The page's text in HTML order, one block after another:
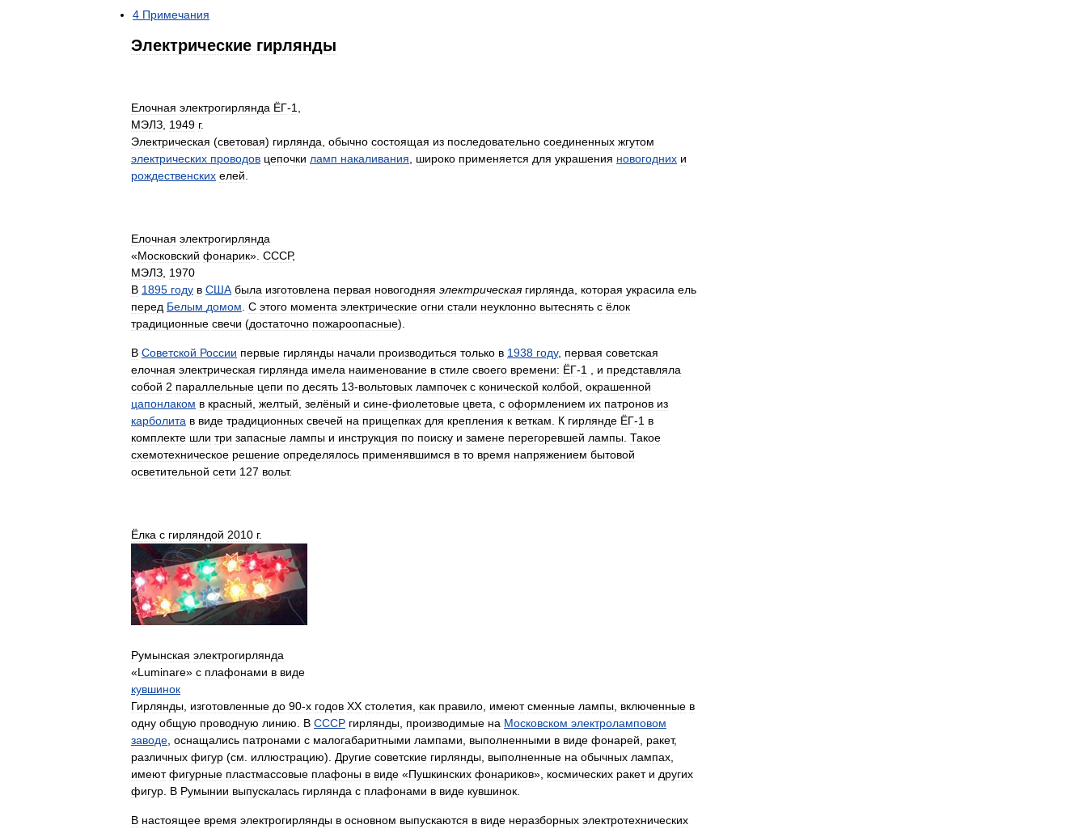
4 Примечания
Электрические гирлянды
Елочная электрогирлянда ЁГ-1
МЭЛЗ 1949 г.
Электрическая (световая) гирлянда обычно состоящая из последовательно соединенных жгутом
электрических проводов цепочки ламп накаливания широко применяется для украшения новогодних и
рождественских елей
Елочная электрогирлянда
«Московский фонарик». СССР,
МЭЛЗ 1970
В 1895 году в США была изготовлена первая новогодняя электрическая гирлянда которая украсила ель
перед Белым домом С этого момента электрические огни стали неуклонно вытеснять с ёлок
традиционные свечи (достаточно пожароопасные).
В Советской России первые гирлянды начали производиться только в 1938 году, первая советская
елочная электрическая гирлянда имела наименование в стиле своего времени: ЁГ-1 и представляла
собой 2 параллельные цепи по десять 13-вольтовых лампочек с конической колбой окрашенной
цапонлаком в красный желтый зелёный и сине-фиолетовые цвета с оформлением их патронов из
карболита в виде традиционных свечей на прищепках для крепления к веткам К гирлянде ЁГ-1 в
комплекте шли три запасные лампы и инструкция по поиску и замене перегоревшей лампы Такое
схемотехническое решение определялось применявшимся в то время напряжением бытовой
осветительной сети 127 вольт.
Ёлка с гирляндой 2010 г.
Румынская электрогирлянда
«Luminare» с плафонами в виде
кувшинок
Гирлянды изготовленные до 90-х годов XX столетия как правило имеют сменные лампы включенные в
одну общую проводную линию В СССР гирлянды производимые на Московском электроламповом
заводе оснащались патронами с малогабаритными лампами выполненными в виде фонарей ракет,
различных фигур (см иллюстрацию). Другие советские гирлянды выполненные на обычных лампах
имеют фигурные пластмассовые плафоны в виде «Пушкинских фонариков», космических ракет и других
фигур В Румынии выпускалась гирлянда с плафонами в виде кувшинок
В настоящее время электрогирлянды в основном выпускаются в виде неразборных электротехнических